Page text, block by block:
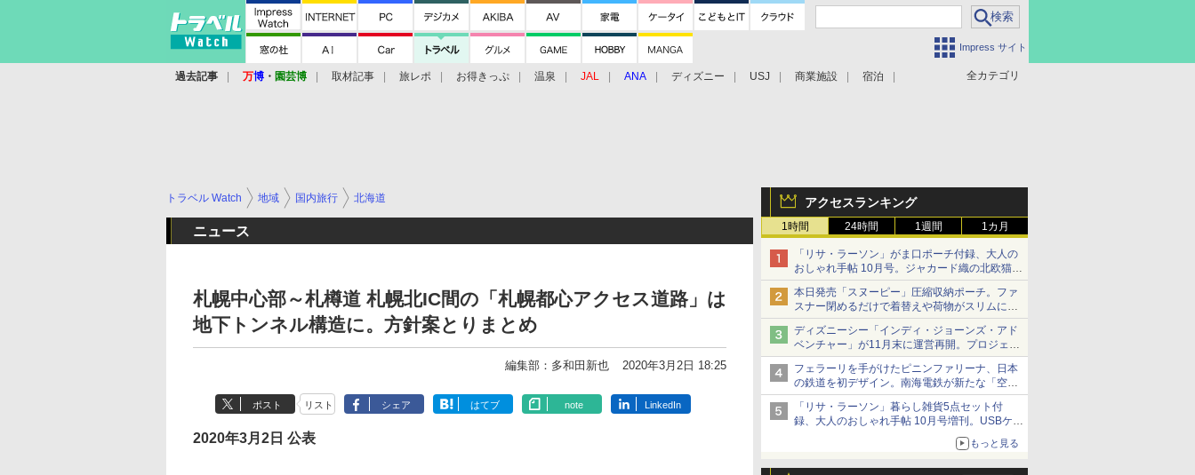
Impress サイト
全カテゴリ
過去記事 万博 ・ 園芸博 取材記事 旅レポ お得きっぷ 温泉 JAL ANA ディズニー USJ 商業施設 宿泊
アクセスランキング
1時間 24時間 1週間 1カ月
「リサ・ラーソン」がま口ポーチ付録、大人の
おしゃれ手帖 10月号。ジャカード織の北欧猫デ
ザイン
本日発売「スヌーピー」圧縮収納ポーチ。ファ
スナー閉めるだけで着替えや荷物がスリムにま
とまる
ディズニーシー「インディ・ジョーンズ・アド
ベンチャー」が11月末に運営再開。プロジェク
ションマッピングを追加、DPAは1500円
フェラーリを手がけたピニンファリーナ、日本
の鉄道を初デザイン。南海電鉄が新たな「空港
特急」をなにわ筋線へ導入
「リサ・ラーソン」暮らし雑貨5点セット付
録、大人のおしゃれ手帖 10月号増刊。USBケー
もっと見る
トラベル Watch 地域 国内旅行 北海道
ニュース
札幌中心部～札樽道 札幌北IC間の「札幌都心アクセス道路」は
地下トンネル構造に。方針案とりまとめ
編集部：多和田新也 2020年3月2日 18:25
ポスト リスト シェア はてブ note LinkedIn
2020年3月2日 公表